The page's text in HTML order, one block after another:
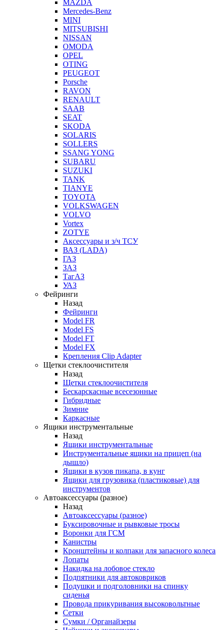
MAZDA
Mercedes-Benz
MINI
MITSUBISHI
NISSAN
OMODA
OPEL
OTING
PEUGEOT
Porsche
RAVON
RENAULT
SAAB
SEAT
SKODA
SOLARIS
SOLLERS
SSANG YONG
SUBARU
SUZUKI
TANK
TIANYE
TOYOTA
VOLKSWAGEN
VOLVO
Vortex
ZOTYE
Аксессуары и з/ч ТСУ
ВАЗ (LADA)
ГАЗ
ЗАЗ
ТагАЗ
УАЗ
Фейринги
Назад
Фейринги
Model FR
Model FS
Model FT
Model FX
Крепления Clip Adapter
Щетки стеклоочистителя
Назад
Щетки стеклоочистителя
Бескарскасные всесезонные
Гибридные
Зимние
Каркасные
Ящики инструментальные
Назад
Ящики инструментальные
Инструментальные ящики на прицеп (на
дышло)
Ящики в кузов пикапа, в кунг
Ящики для грузовика (пластиковые) для
инструментов
Автоаксессуары (разное)
Назад
Автоаксессуары (разное)
Буксировочные и рывковые тросы
Воронки для ГСМ
Канистры
Кронштейны и колпаки для запасного колеса
Лопаты
Накидка на лобовое стекло
Подпятники для автоковриков
Подушки и подголовники на спинку
сиденья
Провода прикуривания высоковольтные
Сетки
Сумки / Органайзеры